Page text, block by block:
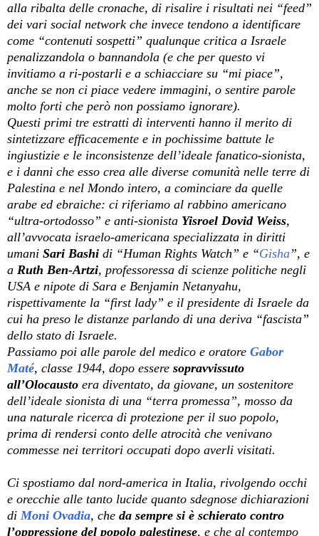
alla ribalta delle cronache, di risalire i risultati nei “feed”
dei vari social network che invece tendono a identificare
come “contenuti sospetti” qualunque critica a Israele
penalizzandola o bannandola (e che per questo vi
invitiamo a ri-postarli e a schiacciare su “mi piace”,
anche se non ci piace vedere immagini, o sentire parole
molto forti che però non possiamo ignorare).
Questi primi tre estratti di interventi hanno il merito di
sintetizzare efficacemente e in pochissime battute le
ingiustizie e le inconsistenze dell’ideale fanatico-sionista,
e i danni che esso crea alle diverse comunità nelle terre di
Palestina e nel Mondo intero, a cominciare da quelle
arabe ed ebraiche: ci riferiamo al rabbino americano
“ultra-ortodosso” e anti-sionista Yisroel Dovid Weiss,
all’avvocata israelo-americana specializzata in diritti
umani Sari Bashi di “Human Rights Watch” e “Gisha”, e
a Ruth Ben-Artzi, professoressa di scienze politiche negli
USA e nipote di Sara e Benjamin Netanyahu,
rispettivamente la “first lady” e il presidente di Israele da
cui ha preso le distanze parlando di una deriva “fascista”
dello stato di Israele.
Passiamo poi alle parole del medico e oratore Gabor
Maté, classe 1944, dopo essere sopravvissuto
all’Olocausto era diventato, da giovane, un sostenitore
dell’ideale sionista di una “terra promessa”, mosso da
una naturale ricerca di protezione per il suo popolo,
prima di rendersi conto delle atrocità che venivano
commesse nei territori occupati dopo averli visitati.
Ci spostiamo dal nord-america in Italia, rivolgendo occhi
e orecchie alle tanto lucide quanto sdegnose dichiarazioni
diMoni Ovadia, che da sempre si è schierato contro
l’oppressione del popolo palestinese, e che al contempo